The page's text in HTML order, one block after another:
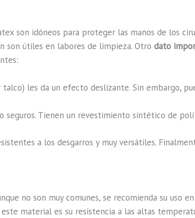
son idóneos para proteger las manos de los
son útiles en labores de limpieza. Otrodato
les da un efecto deslizante. Sin embargo,
seguros. Tienen un revestimiento sintético de
a los desgarros y muy versátiles.
no son muy comunes, se recomienda su uso
material es su resistencia a las altas